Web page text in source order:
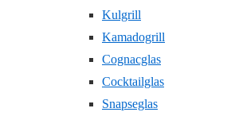
Kulgrill
Kamadogrill
Cognacglas
Cocktailglas
Snapseglas